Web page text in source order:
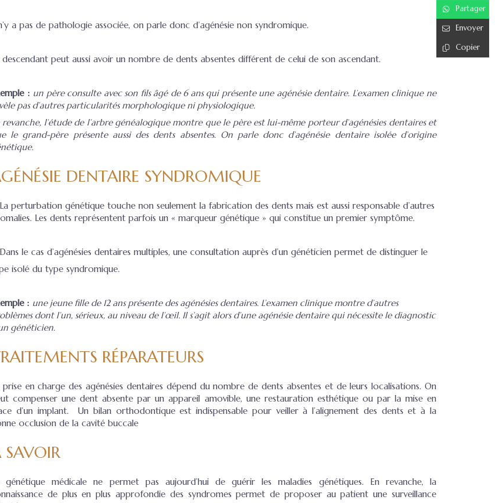
a pas de pathologie associée, on parle donc d’agénésie non syndromique.
descendant peut aussi avoir un nombre de dents absentes différent de celui de son ascendant.
: un père consulte avec son fils âgé de 6 ans qui présente une agénésie dentaire. L’examen clinique ne
pas d’autres particularités morphologique ni physiologique.
revanche, l’étude de l’arbre généalogique montre que le père est lui-même porteur d’agénésies dentaires et
le grand-père présente aussi des dents absentes. On parle donc d’agénésie dentaire isolée d’origine
DENTAIRE SYNDROMIQUE
La perturbation génétique touche non seulement la fabrication des dents mais est aussi responsable d’autres
Les dents représentent parfois un « marqueur génétique » qui constitue un premier symptôme.
Dans le cas d’agénésies dentaires multiples, une consultation auprès d’un généticien permet de distinguer le
isolé du type syndromique.
: une jeune fille de 12 ans présente des agénésies dentaires. L’examen clinique montre d’autres
dont l’un, sérieux, au niveau de l’œil. Il s’agit alors d’une agénésie dentaire qui nécessite le diagnostic
généticien.
RÉPARATEURS
prise en charge des agénésies dentaires dépend du nombre de dents absentes et de leurs localisations. On
compenser une dent absente par un appareil amovible, une restauration esthétique ou par la mise en
d’un implant. Un bilan orthodontique est indispensable pour veiller à l’alignement des dents et à la
occlusion de la cavité buccale
SAVOIR
génétique médicale ne permet pas aujourd’hui de guérir les maladies génétiques. En revanche, la
de plus en plus approfondie des syndromes permet de proposer au patient une surveillance
Partager
Envoyer
Copier